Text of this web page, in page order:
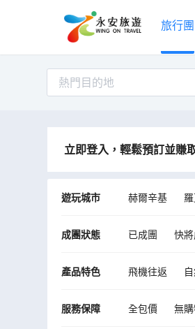
旅行團
熱門目的地
立即登入，輕鬆預訂並賺
遊玩城市 赫爾辛基
科克拜亞克勞
里加
考納斯
成團狀態 已成團 快
產品特色 飛機往返
服務保障 全包價 無